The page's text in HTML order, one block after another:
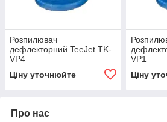
Розпилювач
дефлекторний TeeJet TK-
VP4
Ціну уточнюйте
VP1
Ціну
Про нас